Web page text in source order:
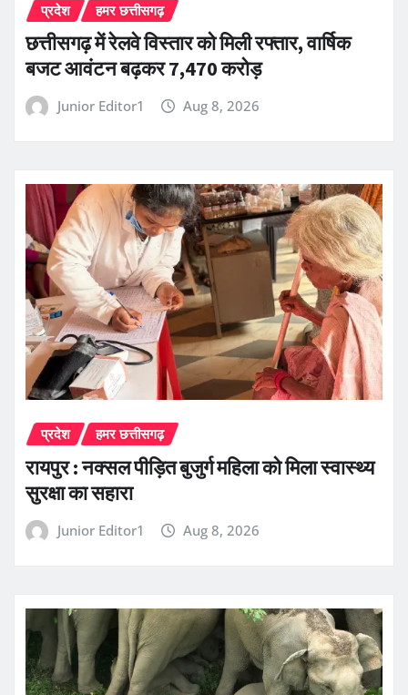
प्रदेश हमर छत्तीसगढ़
छत्तीसगढ़ में रेलवे विस्तार को मिली रफ्तार, वार्षिक
बजट आवंटन बढ़कर 7,470 करोड़
Junior Editor1 Aug 8, 2026
प्रदेश हमर छत्तीसगढ़
रायपुर : नक्सल पीड़ित बुजुर्ग महिला को मिला स्वास्थ्य
सुरक्षा का सहारा
Junior Editor1 Aug 8, 2026